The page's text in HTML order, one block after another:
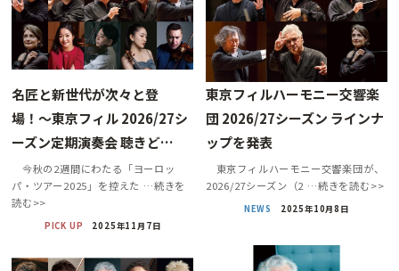
名匠と新世代が次々と登
場！〜東京フィル 2026/27シ
ーズン定期演奏会 聴きど…
今秋の2週間にわたる「ヨーロッ
パ・ツアー2025」を控えた …続きを
読む>>
PICK UP 2025年11月7日
東京フィルハーモニー交響楽
団 2026/27シーズン ラインナ
ップを発表
東京フィルハーモニー交響楽団が、
2026/27シーズン（2 …続きを読む>>
NEWS 2025年10月8日